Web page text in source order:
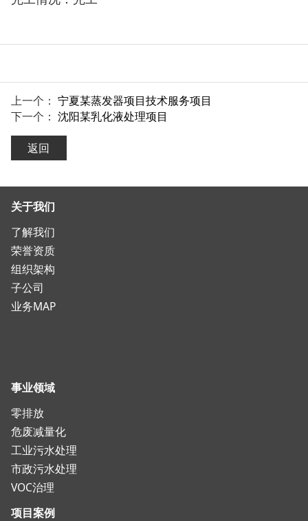
上一个： 宁夏某蒸发器项目技术服务项目
下一个： 沈阳某乳化液处理项目
返回
关于我们
了解我们
荣誉资质
组织架构
子公司
业务MAP
事业领域
零排放
危废减量化
工业污水处理
市政污水处理
VOC治理
项目案例